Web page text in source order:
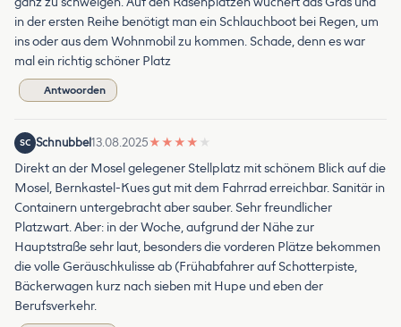
in der ersten Reihe benötigt man ein Schlauchboot bei Regen, um
ins oder aus dem Wohnmobil zu kommen. Schade, denn es war
mal ein richtig schöner Platz
Antwoorden
SC Schnubbel13.08.2025★ ★ ★ ★ ★
Direkt an der Mosel gelegener Stellplatz mit schönem Blick auf die
Mosel, Bernkastel-Kues gut mit dem Fahrrad erreichbar. Sanitär in
Containern untergebracht aber sauber. Sehr freundlicher
Platzwart. Aber: in der Woche, aufgrund der Nähe zur
Hauptstraße sehr laut, besonders die vorderen Plätze bekommen
die volle Geräuschkulisse ab (Frühabfahrer auf Schotterpiste,
Bäckerwagen kurz nach sieben mit Hupe und eben der
Berufsverkehr.